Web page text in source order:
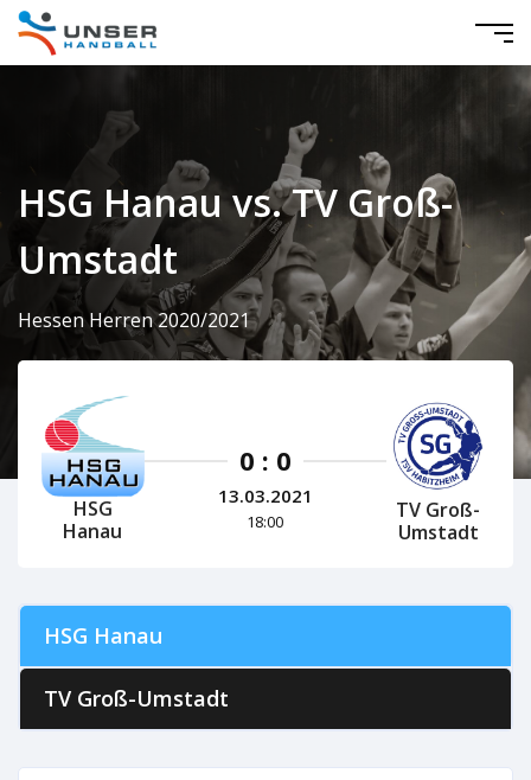
HSG Hanau vs. TV Groß-
Umstadt
Hessen Herren 2020/2021
HSG
Hanau
0 : 0
13.03.2021
18:00
TV Groß-
Umstadt
HSG Hanau
TV Groß-Umstadt